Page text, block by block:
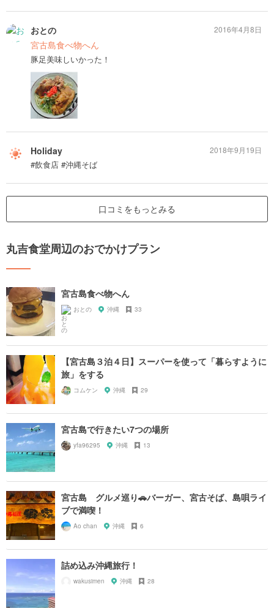
おとの
宮古島食べ物へん
豚足美味しいかった！
2016年4月8日
Holiday
#飲食店 #沖縄そば
2018年9月19日
口コミをもっとみる
丸吉食堂周辺のおでかけプラン
宮古島食べ物へん
おとの 沖縄 33
【宮古島３泊４日】スーパーを使って「暮らすように
旅」をする
コムケン 沖縄 29
宮古島で行きたい7つの場所
yfa96295 沖縄 13
宮古島 グルメ巡り🚗バーガー、宮古そば、島唄ライ
ブで満喫！
Ao chan 沖縄 6
詰め込み沖縄旅行！
wakusimen 沖縄 28